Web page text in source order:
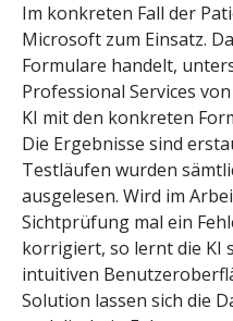
Im konkreten Fall der
Microsoft zum Einsatz.
Formulare handelt,
Professional Services
KI mit den konkreten
Die Ergebnisse sind
Testläufen wurden
ausgelesen. Wird im
Sichtprüfung mal ein
korrigiert, so lernt die KI
intuitiven
Solution lassen sich die